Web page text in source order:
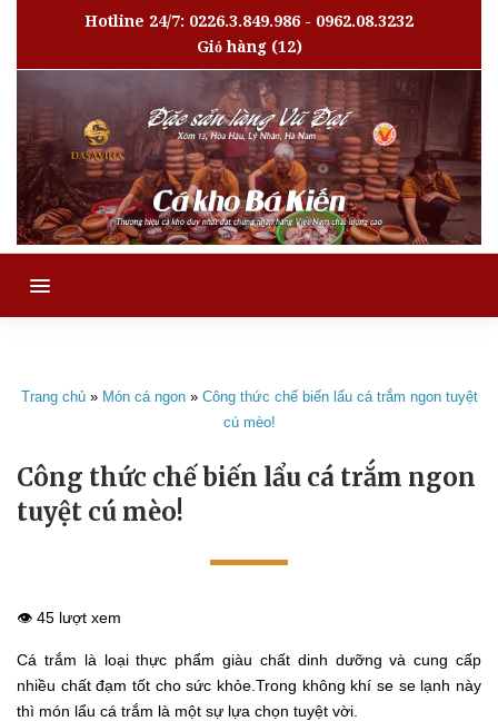
Hotline 24/7: 0226.3.849.986 - 0962.08.3232
Giỏ hàng(12)
MENU
Trang chủ» Món cá ngon» Công thức chế biến lẩu cá trắm ngon tuyệt
cú mèo!
Công thức chế biến lẩu cá trắm ngon
tuyệt cú mèo!
👁️ 45 lượt xem
Cá trắm là loại thực phẩm giàu chất dinh dưỡng và cung cấp
nhiều chất đạm tốt cho sức khỏe.Trong không khí se se lạnh này
thì món lẩu cá trắm là một sự lựa chọn tuyệt vời.